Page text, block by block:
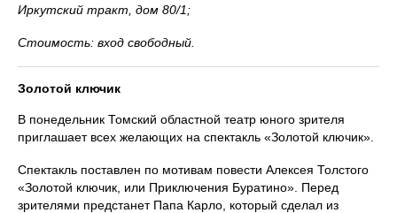
Иркутский тракт, дом 80/1;
Стоимость: вход свободный.
Золотой ключик
В понедельник Томский областной театр юного зрителя
приглашает всех желающих на спектакль «Золотой ключик».
Спектакль поставлен по мотивам повести Алексея Толстого
«Золотой ключик, или Приключения Буратино». Перед
зрителями предстанет Папа Карло, который сделал из